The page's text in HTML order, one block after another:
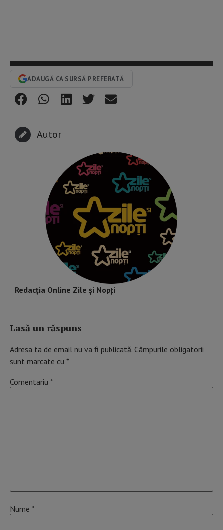
ADAUGĂ CA SURSĂ PREFERATĂ
Autor
Redacția Online Zile și Nopți
Lasă un răspuns
Adresa ta de email nu va fi publicată. Câmpurile obligatorii
sunt marcate cu *
Comentariu *
Nume *